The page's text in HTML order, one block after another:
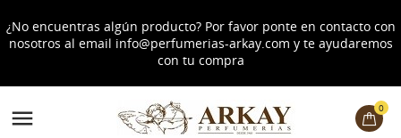
¿No encuentras algún producto? Por favor ponte en contacto con
nosotros al email info@perfumerias-arkay.com y te ayudaremos
con tu compra
 0